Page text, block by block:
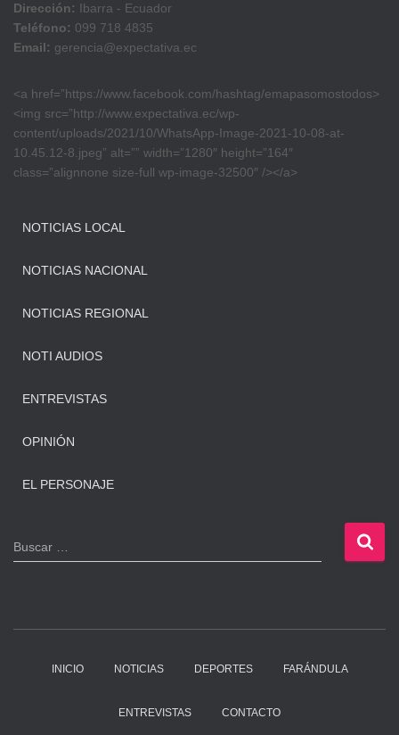
Dirección: Ibarra - Ecuador
Teléfono: 099 718 4835
Email: gerencia@expectativa.ec
<a href=”https://www.facebook.com/hashtag/emapasomostodos>
<img src=”http://www.expectativa.ec/wp-
content/uploads/2021/10/WhatsApp-Image-2021-10-08-at-
10.45.12-8.jpeg” alt=”” width=”1280″ height=”164″
class=”alignnone size-full wp-image-32500″ /></a>
NOTICIAS LOCAL
NOTICIAS NACIONAL
NOTICIAS REGIONAL
NOTI AUDIOS
ENTREVISTAS
OPINIÓN
EL PERSONAJE
B
u
Buscar …
INICIO NOTICIAS DEPORTES FARÁNDULA
ENTREVISTAS CONTACTO